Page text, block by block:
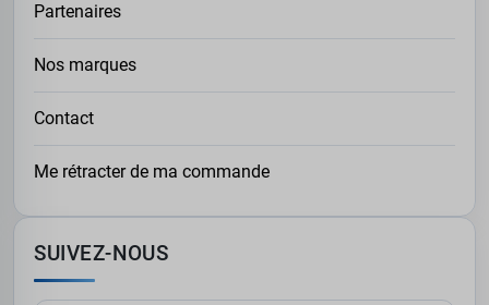
Partenaires
Nos marques
Contact
Me rétracter de ma commande
SUIVEZ-NOUS